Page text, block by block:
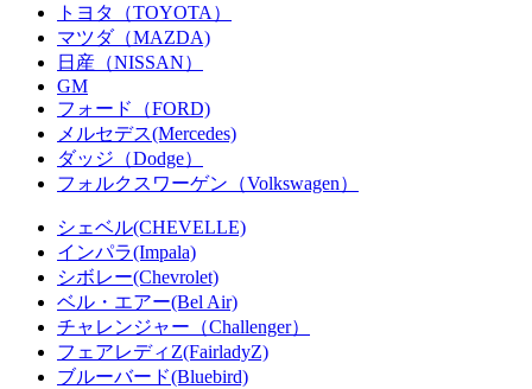
トヨタ（TOYOTA）
マツダ（MAZDA)
日産（NISSAN）
GM
フォード（FORD)
メルセデス(Mercedes)
ダッジ（Dodge）
フォルクスワーゲン（Volkswagen）
シェベル(CHEVELLE)
インパラ(Impala)
シボレー(Chevrolet)
ベル・エアー(Bel Air)
チャレンジャー（Challenger）
フェアレディZ(FairladyZ)
ブルーバード(Bluebird)